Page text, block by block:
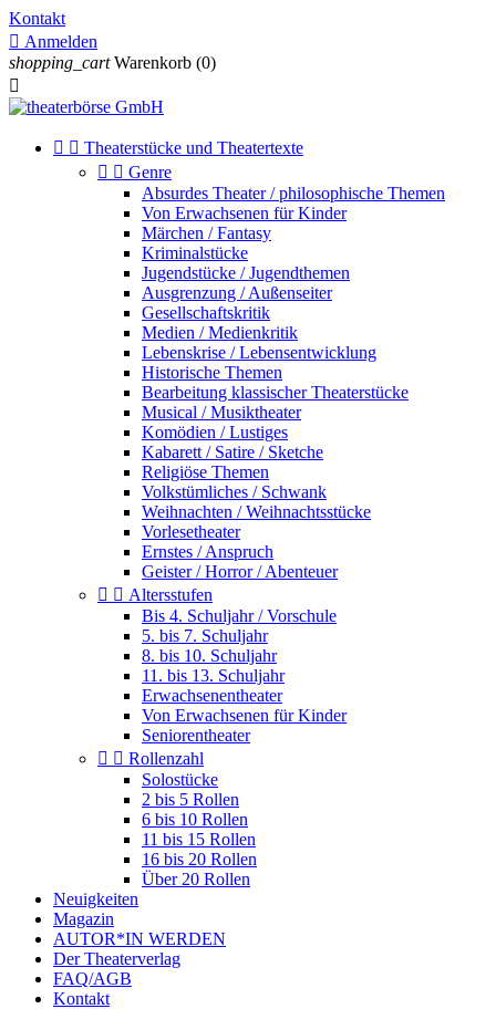
Kontakt
 Anmelden
shopping_cart Warenkorb (0)

  Theaterstücke und Theatertexte
  Genre
Absurdes Theater / philosophische Themen
Von Erwachsenen für Kinder
Märchen / Fantasy
Kriminalstücke
Jugendstücke / Jugendthemen
Ausgrenzung / Außenseiter
Gesellschaftskritik
Medien / Medienkritik
Lebenskrise / Lebensentwicklung
Historische Themen
Bearbeitung klassischer Theaterstücke
Musical / Musiktheater
Komödien / Lustiges
Kabarett / Satire / Sketche
Religiöse Themen
Volkstümliches / Schwank
Weihnachten / Weihnachtsstücke
Vorlesetheater
Ernstes / Anspruch
Geister / Horror / Abenteuer
  Altersstufen
Bis 4. Schuljahr / Vorschule
5. bis 7. Schuljahr
8. bis 10. Schuljahr
11. bis 13. Schuljahr
Erwachsenentheater
Von Erwachsenen für Kinder
Seniorentheater
  Rollenzahl
Solostücke
2 bis 5 Rollen
6 bis 10 Rollen
11 bis 15 Rollen
16 bis 20 Rollen
Über 20 Rollen
Neuigkeiten
Magazin
AUTOR*IN WERDEN
Der Theaterverlag
FAQ/AGB
Kontakt